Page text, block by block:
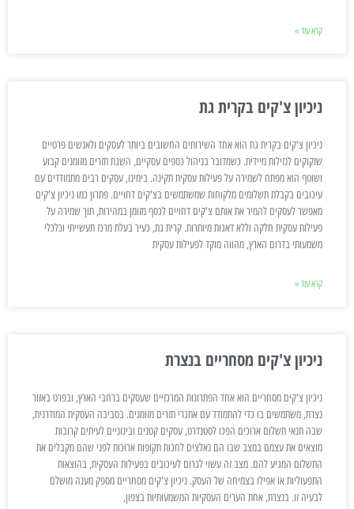
קרא עוד »
ניכיון צ'קים בקרית גת
ניכיון צ'קים בקרית גת הוא אחד השירותים החשובים ביותר לעסקים ולאנשים פרטיים
שזקוקים לנזילות מיידית. כשמדובר בניהול כספים עסקיים, השגת תזרים מזומנים קבוע
ושוטף הוא מפתח לשמירה על פעילות עסקית תקינה. בימינו, עסקים רבים מתמודדים עם
עיכובים בקבלת תשלומים מלקוחות שמשתמשים בצ'קים דחויים. פתרון כמו ניכיון צ'קים
מאפשר לעסקים להמיר את אותם צ'קים דחויים לכסף מזומן במהירות, תוך שמירה על
פעילות עסקית חלקה וללא דאגות מיותרות. קרית גת, כעיר בעלת מרכז תעשייתי וכלכלי
משמעותי בדרום הארץ, מהווה מוקד לפעילות עסקית
קרא עוד »
ניכיון צ'קים מסחריים בנצרת
ניכיון צ'קים מסחריים הוא אחד הפתרונות המרכזיים שעסקים ברחבי הארץ, ובפרט באזור
נצרת, משתמשים בו כדי להתמודד עם אתגרי תזרים מזומנים. בסביבה העסקית המודרנית,
שבה תנאי תשלום ארוכים הפכו לסטנדרט, עסקים קטנים ובינוניים לעיתים קרובות
מוצאים את עצמם במצב שבו הם נאלצים לחכות תקופות ארוכות לפני שהם מקבלים את
התשלום המגיע להם. מצב זה עשוי לגרום לעיכובים בפעילות העסקית, בהוצאות
התפעוליות או אפילו בצמיחה של העסק. ניכיון צ'קים מסחריים מספק מענה מושלם
לבעיה זו. בנצרת, אחת הערים העסקיות המשמעותיות בצפון,